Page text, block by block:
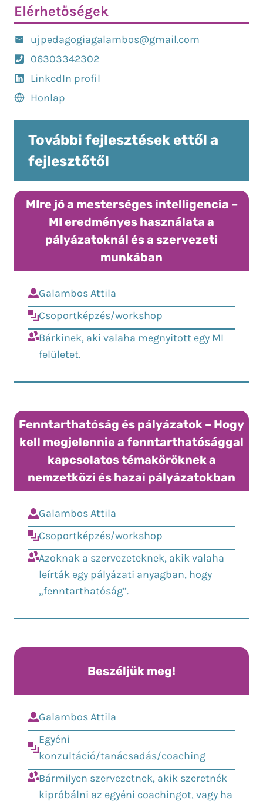
Elérhetőségek
ujpedagogiagalambos@gmail.com
06303342302
LinkedIn profil
Honlap
További fejlesztések ettől a
fejlesztőtől
MIre jó a mesterséges intelligencia –
MI eredményes használata a
pályázatoknál és a szervezeti
munkában
Galambos Attila
Csoportképzés/workshop
Bárkinek, aki valaha megnyitott egy MI
felületet.
Fenntarthatóság és pályázatok – Hogy
kell megjelennie a fenntarthatósággal
kapcsolatos témaköröknek a
nemzetközi és hazai pályázatokban
Galambos Attila
Csoportképzés/workshop
Azoknak a szervezeteknek, akik valaha
leírták egy pályázati anyagban, hogy
„fenntarthatóság”.
Beszéljük meg!
Galambos Attila
Egyéni
konzultáció/tanácsadás/coaching
Bármilyen szervezetnek, akik szeretnék
kipróbálni az egyéni coachingot, vagy ha